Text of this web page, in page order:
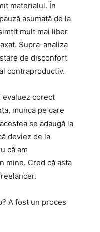
materialul. În
asumată de la
mult mai liber
Supra-analiza
de disconfort
contraproductiv.
evaluez corect
munca pe care
se adaugă la
deviez de la
că am
mine. Cred că asta
A fost un proces